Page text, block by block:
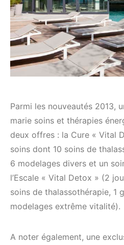
Parmi les nouveautés 2013,
marie soins et thérapies
deux offres : la Cure « Vital
soins dont 10 soins de
6 modelages divers et un
l’Escale « Vital Detox » (2
soins de thalassothérapie, 1
modelages extrême vitalité).
A noter également, une